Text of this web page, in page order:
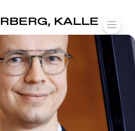
KALLE